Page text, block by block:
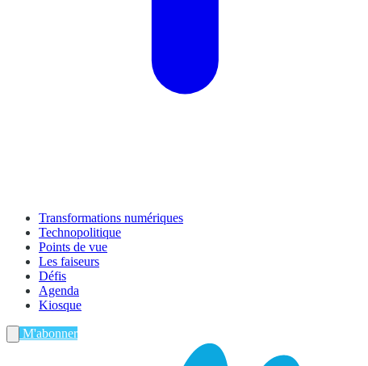
Transformations numériques
Technopolitique
Points de vue
Les faiseurs
Défis
Agenda
Kiosque
M'abonner